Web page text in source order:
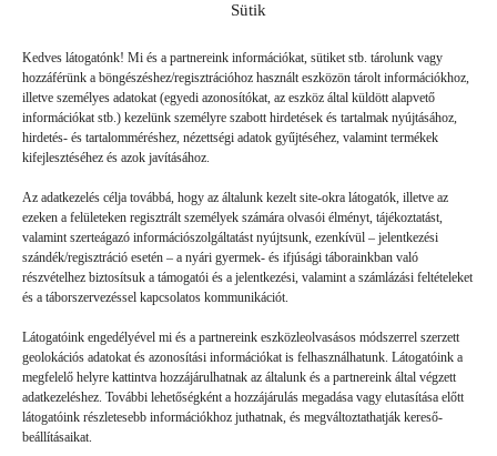
Sütik
Kedves látogatónk! Mi és a partnereink információkat, sütiket stb. tárolunk vagy
hozzáférünk a böngészéshez/regisztrációhoz használt eszközön tárolt információkhoz,
illetve személyes adatokat (egyedi azonosítókat, az eszköz által küldött alapvető
információkat stb.) kezelünk személyre szabott hirdetések és tartalmak nyújtásához,
hirdetés- és tartalomméréshez, nézettségi adatok gyűjtéséhez, valamint termékek
kifejlesztéséhez és azok javításához.
Az adatkezelés célja továbbá, hogy az általunk kezelt site-okra látogatók, illetve az
ezeken a felületeken regisztrált személyek számára olvasói élményt, tájékoztatást,
valamint szerteágazó információszolgáltatást nyújtsunk, ezenkívül – jelentkezési
szándék/regisztráció esetén – a nyári gyermek- és ifjúsági táborainkban való
részvételhez biztosítsuk a támogatói és a jelentkezési, valamint a számlázási feltételeket
és a táborszervezéssel kapcsolatos kommunikációt.
Látogatóink engedélyével mi és a partnereink eszközleolvasásos módszerrel szerzett
geolokációs adatokat és azonosítási információkat is felhasználhatunk. Látogatóink a
megfelelő helyre kattintva hozzájárulhatnak az általunk és a partnereink által végzett
adatkezeléshez. További lehetőségként a hozzájárulás megadása vagy elutasítása előtt
látogatóink részletesebb információkhoz juthatnak, és megváltoztathatják kereső-
beállításaikat.
Friss
Volt gyors megoldás
GYEREKSZEM